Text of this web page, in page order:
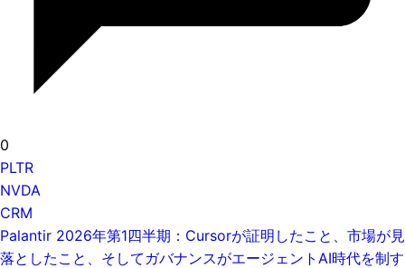
0
PLTR
NVDA
CRM
Palantir 2026年第1四半期：Cursorが証明したこと、市場が見
落としたこと、そしてガバナンスがエージェントAI時代を制す